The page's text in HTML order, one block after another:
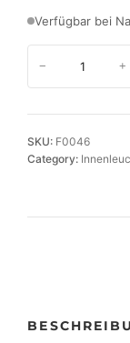
Verfügbar bei
ö
n
e
e
h
− +
SKU: F0046
Category: